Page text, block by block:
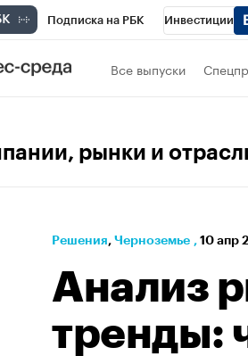
Подписка на РБК Инвестиции
РБК Вино Все выпуски
рынки и
Решения⁠, Черноземье , 10 апр
Анализ
тренды: